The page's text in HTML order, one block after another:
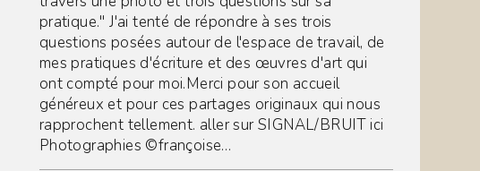
pratique." J'ai tenté de répondre à ses trois
questions posées autour de l'espace de travail, de
mes pratiques d'écriture et des œuvres d'art qui
ont compté pour moi.Merci pour son accueil
généreux et pour ces partages originaux qui nous
rapprochent tellement. aller sur SIGNAL/BRUIT ici
Photographies ©françoise…